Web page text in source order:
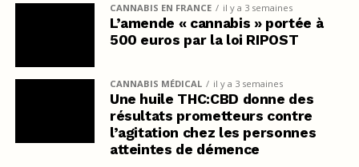
CANNABIS EN FRANCE il y a 3 semaines
L’amende « cannabis » portée à
500 euros par la loi RIPOST
CANNABIS MÉDICAL il y a 3 semaines
Une huile THC:CBD donne des
résultats prometteurs contre
l’agitation chez les personnes
atteintes de démence